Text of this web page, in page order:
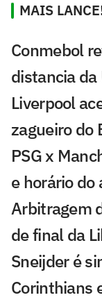
MAIS
Conmebol
distancia da
Liverpool
zagueiro do
PSG x
e horário do
Arbitragem
de final da
Sneijder é
Corinthians